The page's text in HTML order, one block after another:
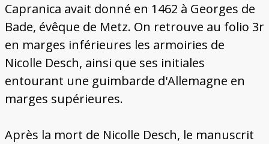
Capranica avait donné en 1462 à Georges de
Bade, évêque de Metz. On retrouve au folio 3r
en marges inférieures les armoiries de
Nicolle Desch, ainsi que ses initiales
entourant une guimbarde d'Allemagne en
marges supérieures.
Après la mort de Nicolle Desch, le manuscrit